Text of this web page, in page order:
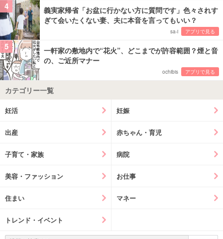
4
義実家帰省「お盆に行かない方に質問です」色々されす
ぎて会いたくない妻、夫に本音を言ってもいい？
sa-i アプリで見る
5
一軒家の敷地内で“花火”、どこまでが許容範囲？煙と音
の、ご近所マナー
ochibis アプリで見る
カテゴリー一覧
妊活 妊娠
出産 赤ちゃん・育児
子育て・家族 病院
美容・ファッション お仕事
住まい マネー
トレンド・イベント